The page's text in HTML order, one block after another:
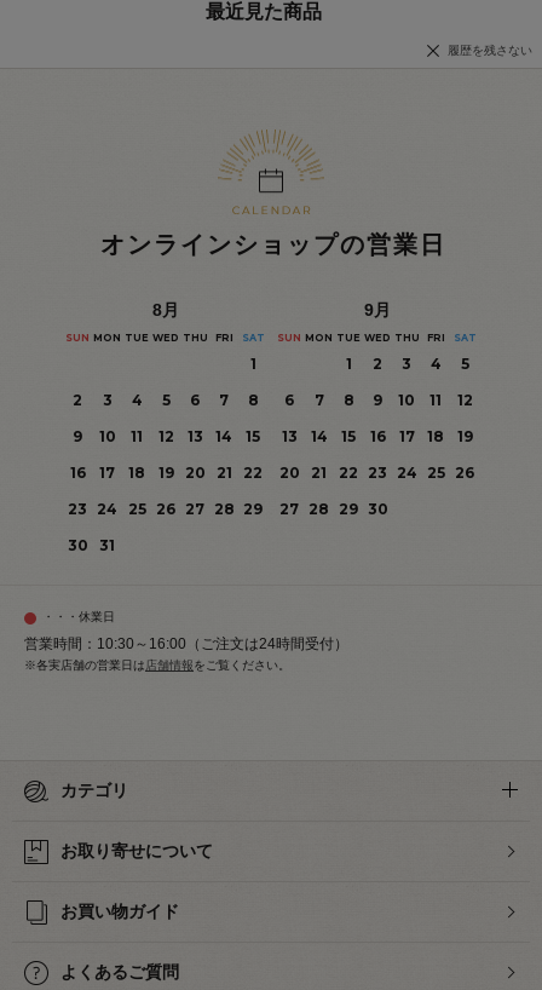
最近見た商品
履歴を残さない
オンラインショップの営業日
8月
SUN MON TUE WED THU FRI SAT
1
2
3 4 5 6 7
8
9
10 11 12 13 14
15
16
17 18 19 20 21
22
23
24 25 26 27 28 29
30
31
9月
SUN MON TUE WED THU FRI SAT
1 2 3 4
5
6
7 8 9 10 11
12
13
14 15 16 17 18
19
20
21 22 23 24 25
26
27 28 29 30
・・・休業日
営業時間：10:30～16:00（ご注文は24時間受付）
※各実店舗の営業日は店舗情報をご覧ください。
カテゴリ
お取り寄せについて
お買い物ガイド
よくあるご質問